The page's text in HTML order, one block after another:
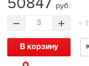
руб.
3 =
В корзину